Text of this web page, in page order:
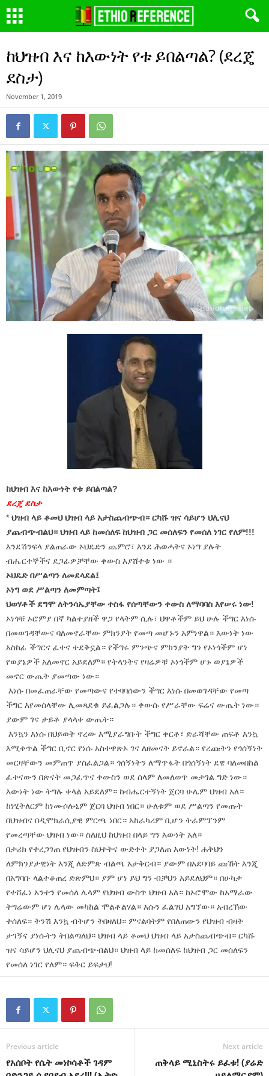
ከህዝብ እና ከእውነት የቱ ይበልጣል? (ደረጄ
ደስታ)
November 1, 2019
ከህዝብ እና ከእውነት የቱ ይበልጣል?
ደረጄ ደስታ
* ህዝብ ላይ ቆመህ ህዝብ ላይ አታስጨብጭብ። ርካሹ ዝና ሳይሆን ህሊናህ
ያጨብጭብልህ። ህዝብ ላይ ከመሰለፍ ከህዝብ ጋር መሰለፍን የመሰለ ነገር የለም!!!
እንደሽንፍላ ያልጠራው ኦህዴድን ጨምሮ፣ እንደ ሕወሓትና ኦነግ ያሉት
ብሔርተኞችና ደጋፊዎቻቸው ቀውስ እያሸተቱ ነው ።
ኦህዴድ በሥልጣን ለመደላደል፤
ኦነግ ወደ ሥልጣን ለመምጣት፤
ህወሃቶች ደግሞ ለትንሳኤያቸው ተስፋ የሰጣቸውን ቀውስ ለማባባስ እየሠሩ ነው!
ኦነጎቹ ኦሮምያ በኛ ካልተያዘች ዋጋ የላትም ሲሉ፣ ህዋቶችም ይህ ሁሉ ችግር እነሱ
በመወገዳቸውና ባለመኖራቸው ምክንያት የመጣ መሆኑን አምነዋል። እውነት ነው
አስከፊ ችግርና ፈተና ተደቅኗል። የችግሩ ምንጭና ምክንያት ግን የኦነጎችም ሆነ
የወያኔዎች አለመኖር አይደለም። የትላንትና የዛሬዎቹ ኦነጎችም ሆኑ ወያኔዎች
መኖር ውጤት ያመጣው ነው።
እነሱ በመፈጠራቸው የመጣውና የተባባሰውን ችግር እነሱ በመወገዳቸው የመጣ
ችግር እየመሰላቸው ሊመጻደቁ ይፈልጋሉ። ቀውሱ የሥራቸው ፍሬና ውጤት ነው።
ያውም ገና ታይቶ ያላላቀ ውጤት።
እንኳን እነሱ በህይወት ኖረው እሚያራግቡት ችግር ቀርቶ፣ ድራሻቸው ጠፍቶ እንኳ
እሚቀጥል ችግር ቢኖር የነሱ አስተዋጽኦ ገና ለዘመናት ይኖራል። የረጩትን የጎሰኝነት
መርዛቸውን መምጠጥ ያስፈልጋል። ጎሰኝነትን ለማጥፋት በጎሰኝነት ደዌ ባለመበከል
ፈተናውን በጽናት መጋፈጥና ቀውስን ወደ ሰላም ለመለወጥ መታገል ግድ ነው።
እውነት ነው ትግሉ ቀላል አይደለም። ከብሔርተኝነት ጀርባ ሁሌም ህዝብ አለ።
ከነሂትለርም ከነሙሶሎኒም ጀርባ ህዝብ ነበር። ሁለቱም ወደ ሥልጣን የመጡት
በህዝብና በዲሞክራሲያዊ ምርጫ ነበር። አከራካሪም ቢሆን ትራምፕንም
የመረጣቸው ህዝብ ነው። ስለዚህ ከህዝብ በላይ ግን እውነት አለ።
በታሪክ የተረጋገጠ የህዝብን ስህተትና ውድቀት ያጋለጠ እውነት! ሐቅህን
ለምክንያታዊነት እንጂ ለድምጽ ብልጫ አታቅርብ። ያውም በአደባባይ ጩኸት እንጂ
በአግባቡ ላልተቆጠረ ድጽምህ። ያም ሆነ ይህ ግን ብቻህን አይደለህም። በሁካታ
የተሸፈነ አንተን የመሰለ ሌላም የህዝብ ውስጥ ህዝብ አለ። ከኦሮሞው ከአማራው
ትግሬውም ሆነ ሌላው መካከል ሞልቶልሃል። እሱን ፈልገህ አግኘው። አብረኸው
ተሰለፍ። ትንሽ እንኳ ብትሆን ትበዛለህ። ምናልባትም የበለጠውን የህዝብ ብዛት
ታገኝና ያነሱትን ትበልጣለህ። ህዝብ ላይ ቆመህ ህዝብ ላይ አታስጨብጭብ። ርካሹ
ዝና ሳይሆን ህሊናህ ያጨብጭብልህ። ህዝብ ላይ ከመሰለፍ ከህዝብ ጋር መሰለፍን
የመሰለ ነገር የለም። ፍቅር ይፍታህ!
Previous article
የአሰቦት የሴት መነኮሳቶች ገዳም
Next article
ጠቅላይ ሚኒስትሩ ይፈቱ! (ያሬድ